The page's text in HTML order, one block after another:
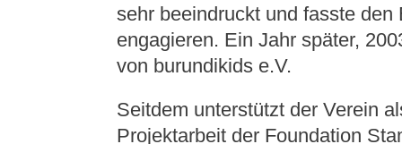
sehr beeindruckt und fasste
engagieren. Ein Jahr später,
von burundikids e.V.
Seitdem unterstützt der Verein
Projektarbeit der Foundation